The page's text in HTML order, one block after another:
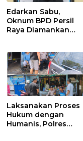
Edarkan Sabu,
Oknum BPD Persil
Raya Diamankan
Laksanakan Proses
Hukum dengan
Humanis, Polres